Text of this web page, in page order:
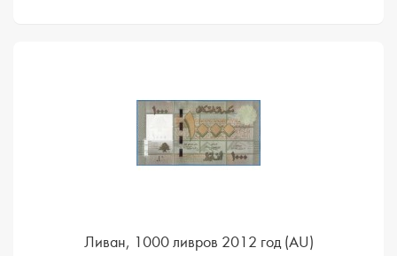
Ливан, 1000 ливров 2012 год (AU)